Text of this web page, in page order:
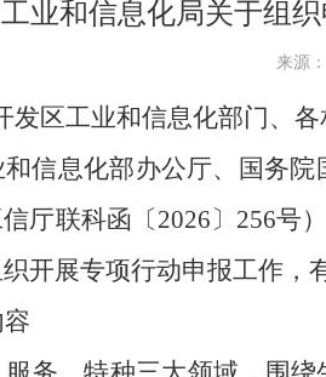
业和信息化局关于组
来源
发区工业和信息化部门、
信息化部办公厅、国务
厅联科函〔2026〕 256号
开展专项行动申报工作，